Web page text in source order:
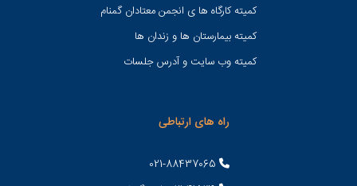
کمیته کارگاه ها ی انجمن معتادان گمنام
کمیته بیمارستان ها و زندان ها
کمیته وب سایت و آدرس جلسات
راه های ارتباطی